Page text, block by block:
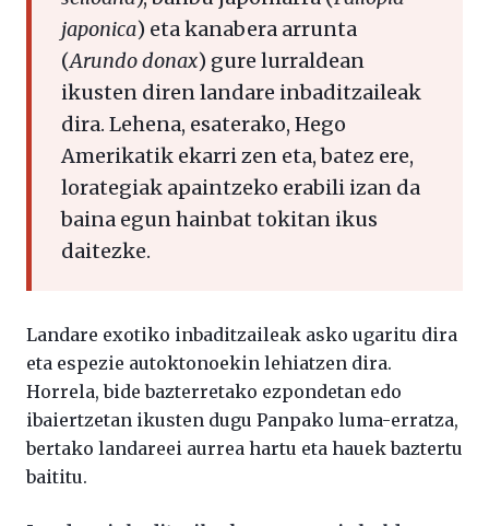
japonica) eta kanabera arrunta
(Arundo donax) gure lurraldean
ikusten diren landare inbaditzaileak
dira. Lehena, esaterako, Hego
Amerikatik ekarri zen eta, batez ere,
lorategiak apaintzeko erabili izan da
baina egun hainbat tokitan ikus
daitezke.
Landare exotiko inbaditzaileak asko ugaritu dira
eta espezie autoktonoekin lehiatzen dira.
Horrela, bide bazterretako ezpondetan edo
ibaiertzetan ikusten dugu Panpako luma-erratza,
bertako landareei aurrea hartu eta hauek baztertu
baititu.